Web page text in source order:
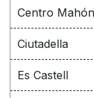
Centro Mahón
Ciutadella
Es Castell